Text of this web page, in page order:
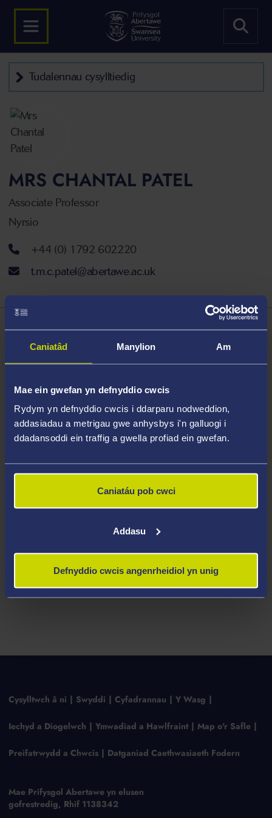
Caniatâd Manylion Am
Mae ein gwefan yn defnyddio cwcis
Rydym yn defnyddio cwcis i ddarparu nodweddion,
addasiadau a metrigau gwe anhysbys i'n galluogi i
ddadansoddi ein traffig a gwella profiad ein gwefan.
Caniatáu pob cwci
Addasu
Defnyddio cwcis angenrheidiol yn unig
Tudalennau cysylltiedig
MRS CHANTAL PATEL
Associate Professor
Nyrsio
Rhif ffôn+44 (0) 1792 602220
Cyfeiriad ebost
t.m.c.patel@abertawe.ac.uk
Trosolwg
Pennaeth Astudiaethau Rhyngbroffesiynol, Ysgol
Modiwlau a Addysgir
Cysylltwch â ni Swyddi Cyfadrannau Y Wasg
Iechyd a Diogelwch Ymwadiad a Hawlfraint Map o'r Safle
Preifatrwydd a Chwcis Datganiad Caethwasiaeth Fodern
Mae Prifysgol Abertawe yn elusen
gofrestredig, Rhif 1138342